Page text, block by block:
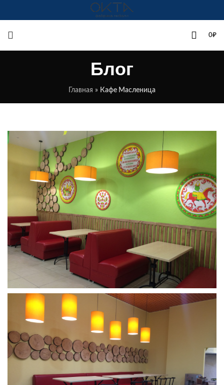
0₽
Блог
Главная » Кафе Масленица